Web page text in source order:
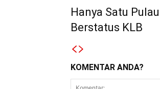
Hanya Satu
Berstatus KLB
KOMENTAR ANDA?